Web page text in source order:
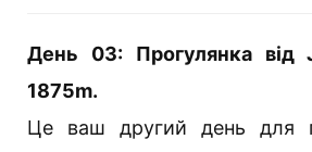
День 03: Прогулянка від
1875m.
Це ваш другий день для